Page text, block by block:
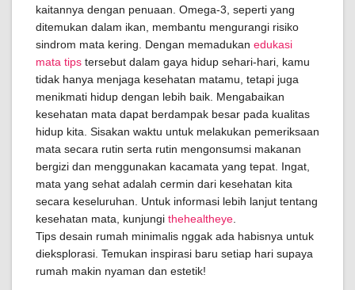
kaitannya dengan penuaan. Omega-3, seperti yang
ditemukan dalam ikan, membantu mengurangi risiko
sindrom mata kering. Dengan memadukan edukasi
mata tips tersebut dalam gaya hidup sehari-hari, kamu
tidak hanya menjaga kesehatan matamu, tetapi juga
menikmati hidup dengan lebih baik. Mengabaikan
kesehatan mata dapat berdampak besar pada kualitas
hidup kita. Sisakan waktu untuk melakukan pemeriksaan
mata secara rutin serta rutin mengonsumsi makanan
bergizi dan menggunakan kacamata yang tepat. Ingat,
mata yang sehat adalah cermin dari kesehatan kita
secara keseluruhan. Untuk informasi lebih lanjut tentang
kesehatan mata, kunjungi thehealtheye
Tips desain rumah minimalis nggak ada habisnya untuk
dieksplorasi. Temukan inspirasi baru setiap hari supaya
rumah makin nyaman dan estetik!